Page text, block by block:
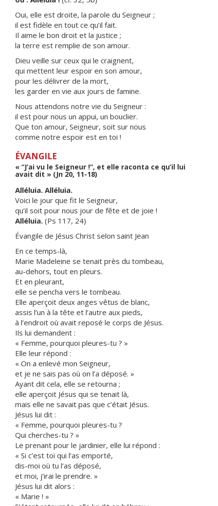
Oui, elle est droite, la parole du Seigneur ;
il est fidèle en tout ce qu’il fait.
Il aime le bon droit et la justice ;
la terre est remplie de son amour.
Dieu veille sur ceux qui le craignent,
qui mettent leur espoir en son amour,
pour les délivrer de la mort,
les garder en vie aux jours de famine.
Nous attendons notre vie du Seigneur :
il est pour nous un appui, un bouclier.
Que ton amour, Seigneur, soit sur nous
comme notre espoir est en toi !
ÉVANGILE
« “J’ai vu le Seigneur !”, et elle raconta ce qu’il lui
avait dit » (Jn 20, 11-18)
Alléluia. Alléluia.
Voici le jour que fit le Seigneur,
qu’il soit pour nous jour de fête et de joie !
Alléluia. (Ps 117, 24)
Évangile de Jésus Christ selon saint Jean
En ce temps-là,
Marie Madeleine se tenait près du tombeau,
au-dehors, tout en pleurs.
Et en pleurant,
elle se pencha vers le tombeau.
Elle aperçoit deux anges vêtus de blanc,
assis l’un à la tête et l’autre aux pieds,
à l’endroit où avait reposé le corps de Jésus.
Ils lui demandent :
« Femme, pourquoi pleures-tu ? »
Elle leur répond :
« On a enlevé mon Seigneur,
et je ne sais pas où on l’a déposé. »
Ayant dit cela, elle se retourna ;
elle aperçoit Jésus qui se tenait là,
mais elle ne savait pas que c’était Jésus.
Jésus lui dit :
« Femme, pourquoi pleures-tu ?
Qui cherches-tu ? »
Le prenant pour le jardinier, elle lui répond :
« Si c’est toi qui l’as emporté,
dis-moi où tu l’as déposé,
et moi, j’irai le prendre. »
Jésus lui dit alors :
« Marie ! »